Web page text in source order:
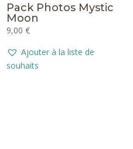
Pack Photos Mystic
Moon
9,00€
Ajouter à la liste de
souhaits